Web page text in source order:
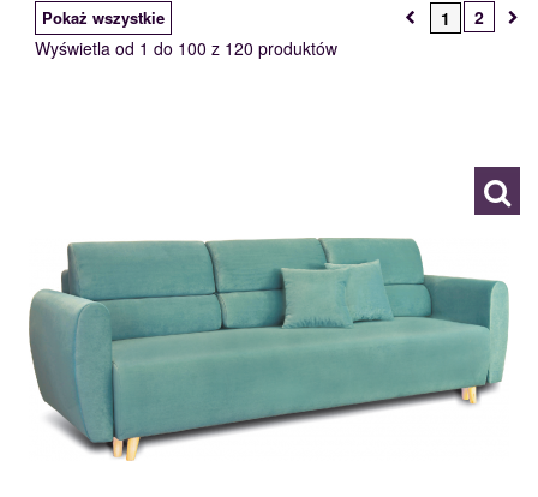
Pokaż wszystkie 1
2
Wyświetla od 1 do 100 z 120 produktów